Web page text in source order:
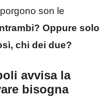
son le
Oppure solo
chi dei due?
avvisa la
bisogna